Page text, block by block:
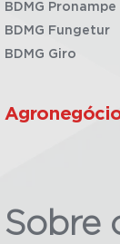
BDMG
BDMG Fungetur
BDMG Giro
Sobre